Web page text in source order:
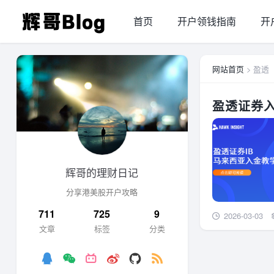
首页 开户领钱指南 开
网站首页 > 盈透
盈透证券
2026-03-03
辉哥的理财日记
分享港美股开户攻略
711
文章
725
标签
9
分类